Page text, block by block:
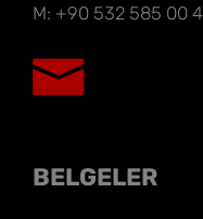
M: +90 532 585 00
BELGELER